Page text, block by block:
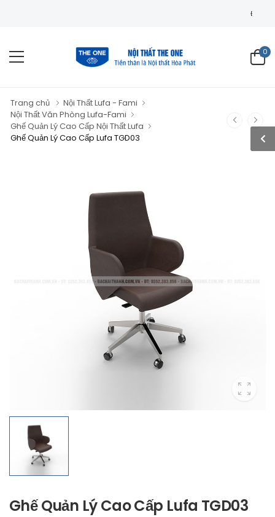
ĐẠI LÝ NỘI
0
Trang chủ
Nội Thất Lufa - Fami
Nội Thất Văn Phòng Lufa-Fami
Ghế Quản Lý Cao Cấp Nội Thất Lufa
Ghế Quản Lý Cao Cấp Lufa TGD03
Ghế Quản Lý Cao Cấp Lufa TGD03